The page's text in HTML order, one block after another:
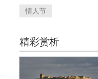
情人节
精彩赏析